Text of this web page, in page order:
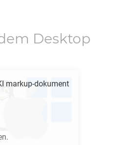
Desktop
markup-dokument